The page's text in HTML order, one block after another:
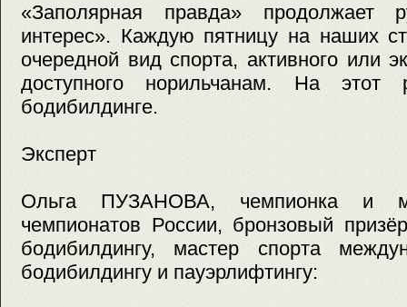
«Заполярная правда» продолжает
интерес». Каждую пятницу на наших
очередной вид спорта, активного или
доступного норильчанам. На
бодибилдинге.
Эксперт
Ольга ПУЗАНОВА, чемпионка и
чемпионатов России, бронзовый
бодибилдингу, мастер спорта
бодибилдингу и пауэрлифтингу: